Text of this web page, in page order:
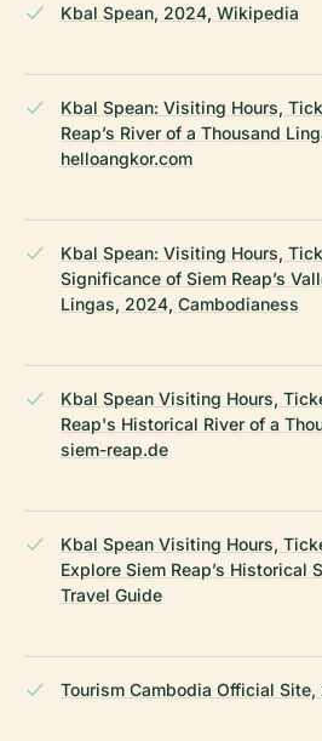
Kbal Spean, 2024, Wikipedia
Kbal Spean: Visiting Hours,
Reap’s River of a Thousand
helloangkor.com
Kbal Spean: Visiting Hours,
Significance of Siem Reap’s
Lingas, 2024, Cambodianess
Kbal Spean Visiting Hours,
Reap's Historical River of a
siem-reap.de
Kbal Spean Visiting Hours,
Explore Siem Reap’s Historical
Travel Guide
Tourism Cambodia Official